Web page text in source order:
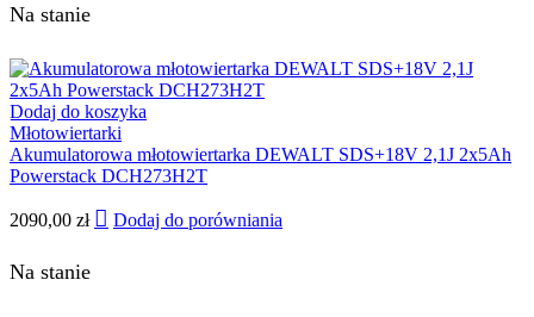
Na stanie
Dodaj do koszyka
Młotowiertarki
Akumulatorowa młotowiertarka DEWALT SDS+18V 2,1J 2x5Ah
Powerstack DCH273H2T
2090,00 zł Dodaj do porówniania
Na stanie